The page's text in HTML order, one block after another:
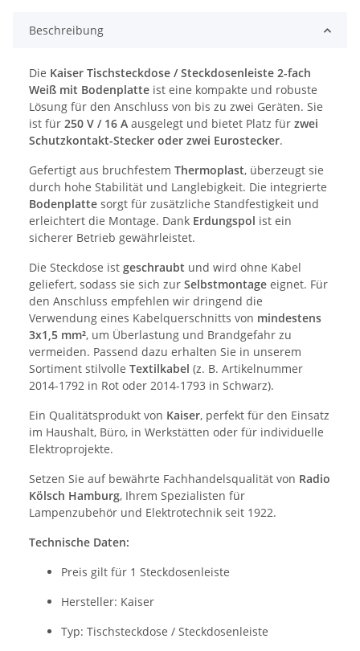
Beschreibung
Die Kaiser Tischsteckdose / Steckdosenleiste 2-fach
Weiß mit Bodenplatte ist eine kompakte und robuste
Lösung für den Anschluss von bis zu zwei Geräten. Sie
ist für 250 V / 16 A ausgelegt und bietet Platz für zwei
Schutzkontakt-Stecker oder zwei Eurostecker.
Gefertigt aus bruchfestem Thermoplast, überzeugt sie
durch hohe Stabilität und Langlebigkeit. Die integrierte
Bodenplatte sorgt für zusätzliche Standfestigkeit und
erleichtert die Montage. Dank Erdungspol ist ein
sicherer Betrieb gewährleistet.
Die Steckdose ist geschraubt und wird ohne Kabel
geliefert, sodass sie sich zur Selbstmontage eignet. Für
den Anschluss empfehlen wir dringend die
Verwendung eines Kabelquerschnitts von mindestens
3x1,5 mm², um Überlastung und Brandgefahr zu
vermeiden. Passend dazu erhalten Sie in unserem
Sortiment stilvolle Textilkabel (z. B. Artikelnummer
2014-1792 in Rot oder 2014-1793 in Schwarz).
Ein Qualitätsprodukt von Kaiser, perfekt für den Einsatz
im Haushalt, Büro, in Werkstätten oder für individuelle
Elektroprojekte.
Setzen Sie auf bewährte Fachhandelsqualität von Radio
Kölsch Hamburg, Ihrem Spezialisten für
Lampenzubehör und Elektrotechnik seit 1922.
Technische Daten:
Preis gilt für 1 Steckdosenleiste
Hersteller: Kaiser
Typ: Tischsteckdose / Steckdosenleiste